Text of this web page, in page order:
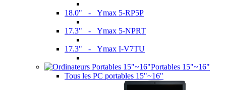
18.0" - Ymax 5-RP5P
17.3" - Ymax 5-NPRT
17.3" - Ymax I-V7TU
Portables 15"~16"
Tous les PC portables 15"~16"